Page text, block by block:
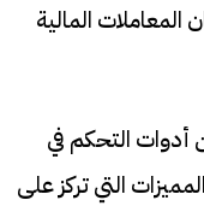
المعاملات المالية
التحكم في
التي تركز على